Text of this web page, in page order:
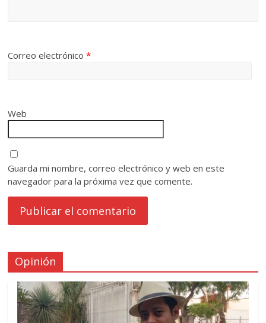
Correo electrónico*
Web
Guarda mi nombre, correo electrónico y web en este
navegador para la próxima vez que comente.
Opinión